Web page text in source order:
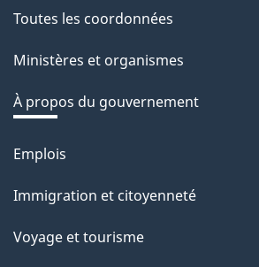
r
r
é
t
r
a
c
site
Toutes les coordonnées
Ministères et organismes
À propos du gouvernement
Thèmes
sujets
Emplois
Immigration et citoyenneté
Voyage et tourisme